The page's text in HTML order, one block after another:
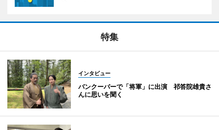
特集
インタビュー
バンクーバーで「将軍」に出演 祁答院雄貴さ
んに思いを聞く